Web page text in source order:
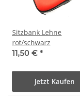
Sitzbank Lehne
rot/schwarz
11,50 € *
Jetzt Kaufen